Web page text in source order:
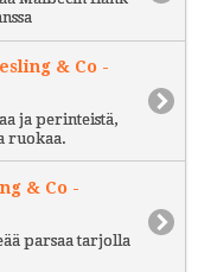
& Co -
ja perinteistä,
ruokaa.
& Co -
parsaa tarjolla